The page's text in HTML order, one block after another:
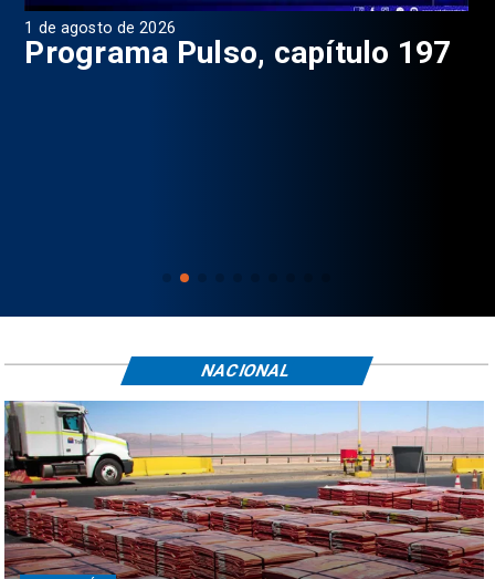
1 de agosto de 2026
Programa Pulso, capítulo 197
NACIONAL